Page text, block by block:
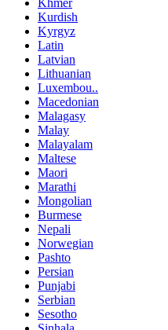
Khmer
Kurdish
Kyrgyz
Latin
Latvian
Lithuanian
Luxembou..
Macedonian
Malagasy
Malay
Malayalam
Maltese
Maori
Marathi
Mongolian
Burmese
Nepali
Norwegian
Pashto
Persian
Punjabi
Serbian
Sesotho